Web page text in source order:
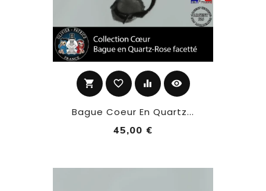
shopping_cart favorite_border equalizer visibility
Bague Coeur En Quartz...
45,00 €